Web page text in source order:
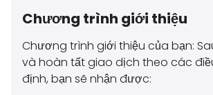
Chương trình giới thiệu
Chương trình giới thiệu của bạn:
và hoàn tất giao dịch theo các
định, bạn sẽ nhận được: